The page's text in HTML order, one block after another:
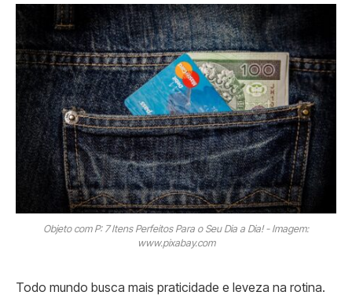
Objeto com P: 7 Itens Perfeitos Para o Seu Dia a Dia! - Imagem:
www.pixabay.com
Todo mundo busca mais praticidade e leveza na rotina.